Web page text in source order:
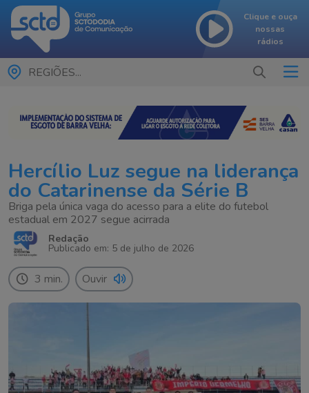
Clique e ouça
nossas
rádios
REGIÕES...
Hercílio Luz segue na liderança
do Catarinense da Série B
Briga pela única vaga do acesso para a elite do futebol
estadual em 2027 segue acirrada
Redação
Publicado em: 5 de julho de 2026
3 min. Ouvir